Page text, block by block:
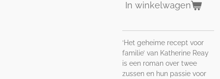
In winkelwagen
‘Het geheime recept voor
familie’ van Katherine Reay
is een roman over twee
zussen en hun passie voor